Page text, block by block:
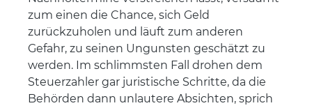
zum einen die Chance, sich Geld
zurückzuholen und läuft zum anderen
Gefahr, zu seinen Ungunsten geschätzt zu
werden. Im schlimmsten Fall drohen dem
Steuerzahler gar juristische Schritte, da die
Behörden dann unlautere Absichten, sprich